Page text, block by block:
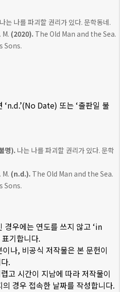
나는 나를 파괴할 권리가 있다. 문학동네.
(2020). The Old Man and the Sea.
Sons.
‘n.d.’(No Date) 또는 ‘출판일 불
명). 나는 나를 파괴할 권리가 있다. 문학
(n.d.). The Old Man and the Sea.
Sons.
경우에는 연도를 쓰지 않고 ‘in
표기합니다.
나, 비공식 저작물은 본 문헌이
.
고 시간이 지남에 따라 저작물이
경우 접속한 날짜를 작성합니다.